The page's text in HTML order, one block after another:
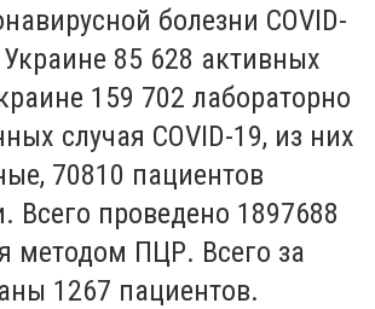
болезни COVID-
85 628 активных
159 702 лабораторно
случая COVID-19, из них
70810 пациентов
Всего проведено 1897688
методом ПЦР. Всего за
1267 пациентов.